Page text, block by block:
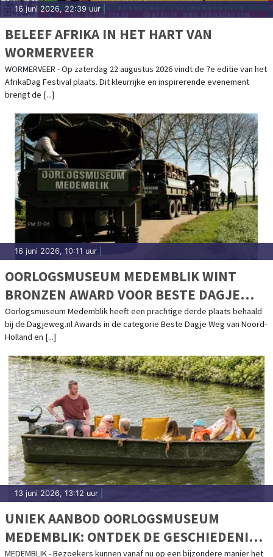
16 juni 2026, 22:39 uur
BELEEF AFRIKA IN HET HART VAN
WORMERVEER
WORMERVEER - Op zaterdag 22 augustus 2026 vindt de 7e editie van het
AfrikaDag Festival plaats. Dit kleurrijke en inspirerende evenement
brengt de [...]
16 juni 2026, 10:11 uur
OORLOGSMUSEUM MEDEMBLIK WINT
BRONZEN AWARD VOOR BESTE DAGJE
WEG VAN NOORD-HOLLAND!
Oorlogsmuseum Medemblik heeft een prachtige derde plaats behaald
bij de Dagjeweg.nl Awards in de categorie Beste Dagje Weg van Noord-
Holland en [...]
13 juni 2026, 13:12 uur
UNIEK AANBOD OORLOGSMUSEUM
MEDEMBLIK: ONTDEK DE GESCHIEDENIS
MEDEMBLIK - Bezoekers kunnen vanaf nu op een bijzondere manier het